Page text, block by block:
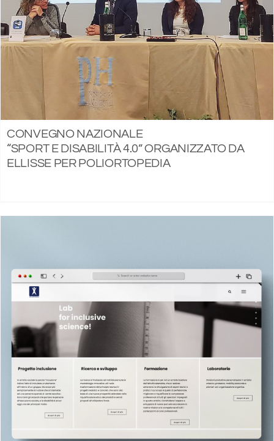
CONVEGNO NAZIONALE
“SPORT E DISABILITÀ 4.0” ORGANIZZATO DA
ELLISSE PER POLIORTOPEDIA